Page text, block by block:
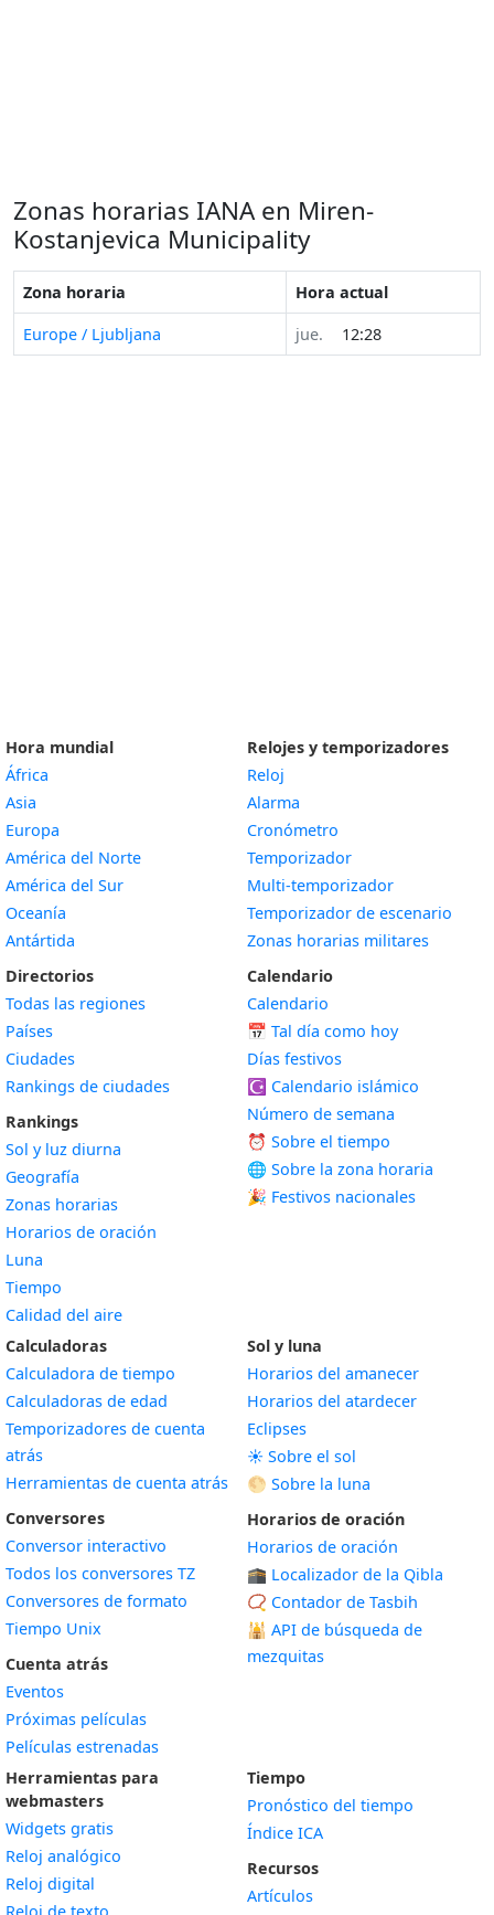
Zonas horarias IANA en Miren-
Kostanjevica Municipality
Zona horaria
Hora actual
Europe / Ljubljana
jue. 12:28
Hora mundial
África
Asia
Europa
América del Norte
América del Sur
Oceanía
Antártida
Directorios
Todas las regiones
Países
Ciudades
Rankings de ciudades
Rankings
Sol y luz diurna
Geografía
Zonas horarias
Horarios de oración
Luna
Tiempo
Calidad del aire
Relojes y temporizadores
Reloj
Alarma
Cronómetro
Temporizador
Multi-temporizador
Temporizador de escenario
Zonas horarias militares
Calendario
Calendario
📅 Tal día como hoy
Días festivos
☪️ Calendario islámico
Número de semana
⏰ Sobre el tiempo
🌐 Sobre la zona horaria
🎉 Festivos nacionales
Calculadoras
Calculadora de tiempo
Calculadoras de edad
Temporizadores de cuenta
atrás
Herramientas de cuenta atrás
Conversores
Conversor interactivo
Todos los conversores TZ
Conversores de formato
Tiempo Unix
Cuenta atrás
Eventos
Próximas películas
Películas estrenadas
Sol y luna
Horarios del amanecer
Horarios del atardecer
Eclipses
☀️ Sobre el sol
🌕 Sobre la luna
Horarios de oración
Horarios de oración
🕋 Localizador de la Qibla
📿 Contador de Tasbih
🕌 API de búsqueda de
mezquitas
Herramientas para
webmasters
Widgets gratis
Reloj analógico
Reloj digital
Tiempo
Pronóstico del tiempo
Índice ICA
Recursos
Artículos